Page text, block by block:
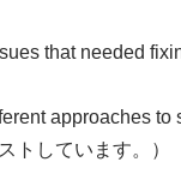
that needed
approaches
トしています。）